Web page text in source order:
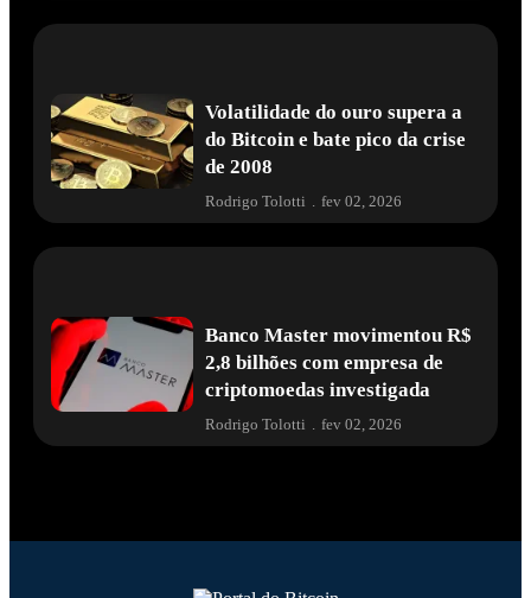
Volatilidade do ouro supera a
do Bitcoin e bate pico da crise
de 2008
Rodrigo Tolotti . fev 02, 2026
Banco Master movimentou R$
2,8 bilhões com empresa de
criptomoedas investigada
Rodrigo Tolotti fev 02, 2026